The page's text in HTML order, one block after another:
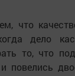
что
дело
то, что
повелись